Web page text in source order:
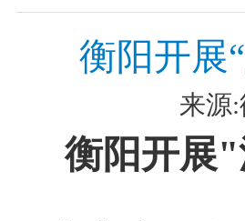
衡阳开展
来源
衡阳开展